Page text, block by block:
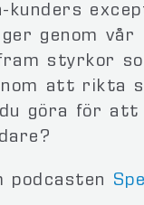
genom vår
styrkor
att rikta
du göra för